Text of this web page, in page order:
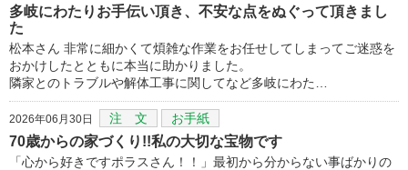
多岐にわたりお手伝い頂き、不安な点をぬぐって頂きまし
た
松本さん 非常に細かくて煩雑な作業をお任せしてしまってご迷惑を
おかけしたとともに本当に助かりました。
隣家とのトラブルや解体工事に関してなど多岐にわた…
2026年06月30日 注 文 お手紙
70歳からの家づくり!!私の大切な宝物です
「心から好きですポラスさん！！」最初から分からない事ばかりの